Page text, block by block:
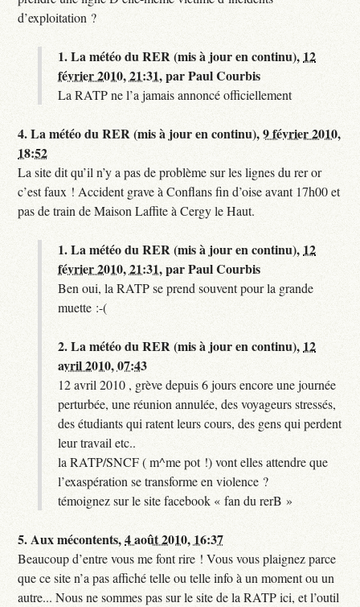
d’exploitation ?
1.La météo du RER (mis à jour en continu), 12
février 2010, 21:31,parPaul Courbis
La RATP ne l’a jamais annoncé officiellement
4.La météo du RER (mis à jour en continu),9 février 2010,
18:52
La site dit qu’il n’y a pas de problème sur les lignes du rer or
c’est faux ! Accident grave à Conflans fin d’oise avant 17h00 et
pas de train de Maison Laffite à Cergy le Haut.
1.La météo du RER (mis à jour en continu), 12
février 2010, 21:31,parPaul Courbis
Ben oui, la RATP se prend souvent pour la grande
muette :-(
2.La météo du RER (mis à jour en continu), 12
avril 2010, 07:43
12 avril 2010 , grève depuis 6 jours encore une journée
perturbée, une réunion annulée, des voyageurs stressés,
des étudiants qui ratent leurs cours, des gens qui perdent
leur travail etc..
la RATP/SNCF ( m^me pot !) vont elles attendre que
l’exaspération se transforme en violence ?
témoignez sur le site facebook « fan du rerB »
5.Aux mécontents,4 août 2010, 16:37
Beaucoup d’entre vous me font rire ! Vous vous plaignez parce
que ce site n’a pas affiché telle ou telle info à un moment ou un
autre... Nous ne sommes pas sur le site de la RATP ici, et l’outil